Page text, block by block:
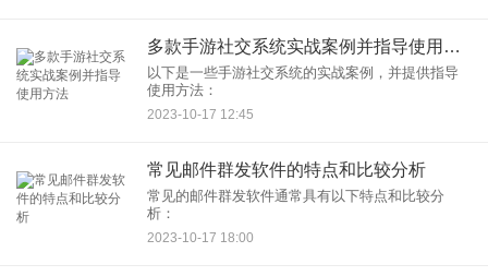
多款手游社交系统实战案例并指导使用方法
以下是一些手游社交系统的实战案例，并提供指导
使用方法：
2023-10-17 12:45
常见邮件群发软件的特点和比较分析
常见的邮件群发软件通常具有以下特点和比较分
析：
2023-10-17 18:00